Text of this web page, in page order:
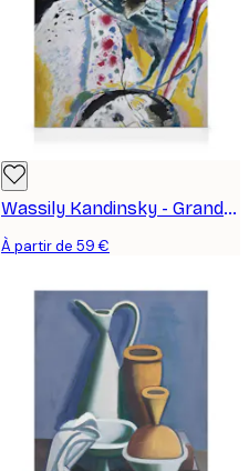
Wassily Kandinsky - Grande Étude Toile
À partir de 59 €